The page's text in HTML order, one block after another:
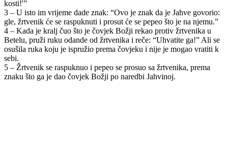
kosti!'”
3 – U isto im vrijeme dade znak: “Ovo je znak da je Jahve govorio:
gle, žrtvenik će se raspuknuti i prosut će se pepeo što je na njemu.”
4 – Kada je kralj čuo što je čovjek Božji rekao protiv žrtvenika u
Betelu, pruži ruku odande od žrtvenika i reče: “Uhvatite ga!” Ali se
osušila ruka koju je ispružio prema čovjeku i nije je mogao vratiti k
sebi.
5 – Žrtvenik se raspuknuo i pepeo se prosuo sa žrtvenika, prema
znaku što ga je dao čovjek Božji po naredbi Jahvinoj.